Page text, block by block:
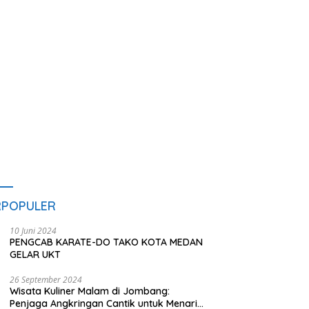
10 Juni 2024
PENGCAB KARATE-DO TAKO KOTA MEDAN
GELAR UKT
26 September 2024
Wisata Kuliner Malam di Jombang:
Penjaga Angkringan Cantik untuk Menarik